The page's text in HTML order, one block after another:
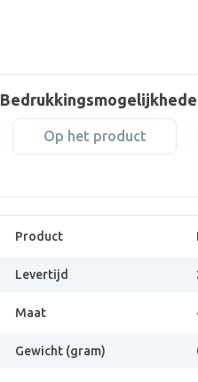
Op het product
Product
Levertijd
Maat
Gewicht (gram)